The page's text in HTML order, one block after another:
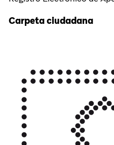
Carpeta ciudadana